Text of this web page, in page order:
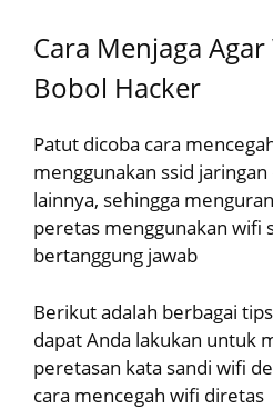
Cara Menjaga
Bobol Hacker
Patut dicoba cara
menggunakan ssid
lainnya, sehingga
peretas menggunakan wifi
bertanggung jawab
Berikut adalah berbagai
dapat Anda lakukan untuk
peretasan kata sandi wifi
cara mencegah wifi diretas